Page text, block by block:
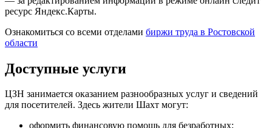
ресурс Яндекс.Карты.
Ознакомиться со всеми отделами биржи труда в Ростовской
области
Доступные услуги
ЦЗН занимается оказанием разнообразных услуг и сведений
для посетителей. Здесь жители Шахт могут:
оформить финансовую помощь для безработных;